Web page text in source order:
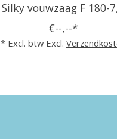
Silky vouwzaag F 180-
€--,--*
* Excl. btw Excl.